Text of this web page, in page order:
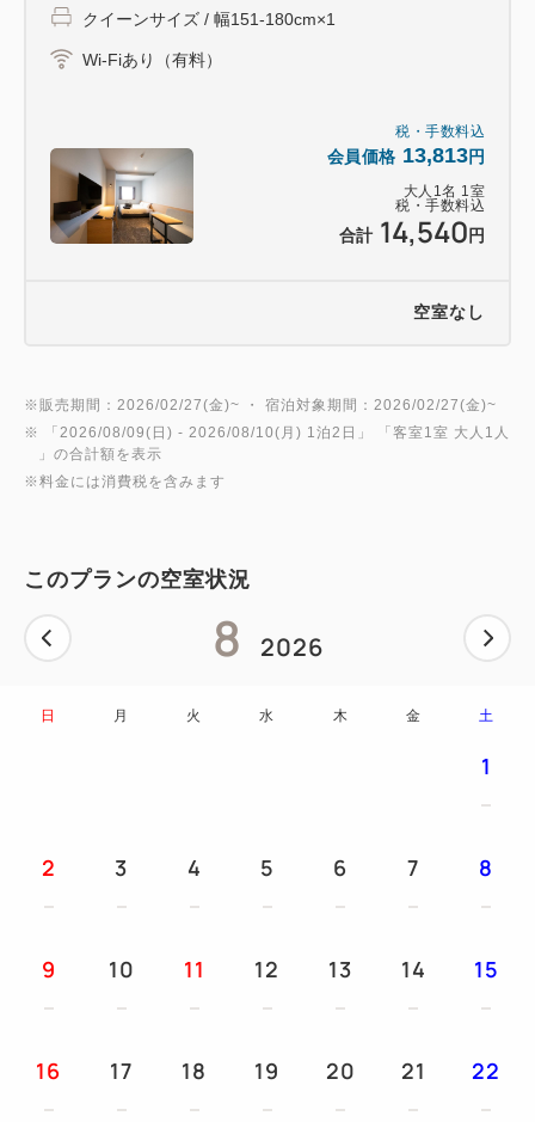
があります。
※温泉ではございません。
〇コインランドリー(混雑状況は客室内VODにてご確
認いただけます。)
〇電子レンジ
ております。
・提携先：つるみカーパーク
・車両制限（全長5ｍ以下・全幅2ｍ以下・全高2.1ｍ
きなお荷物などありましたら先にお立ち寄りくださ
い。
5室以上のグループ、10名以上のグループ、または当
ホテルが団体とみなした場合はご予約者様にお問い合
ラン既定のキャンセルポリシーは適用いたしません。
当日＝100％、無連絡不泊＝100％〉
されております。
税・手数料込
会員価格 13,813円
大人 1 名 1 室
税・手数料込
合計 14,540 円
クイーンサイズ / 幅151-180cm×1
Wi-Fiあり（有料）
空室なし
※販売期間：2026/02/27(金)~ ・ 宿泊対象期間：2026/02/27(金)~
※ 「 2026/08/09(日) - 2026/08/10(月) 1泊2日 」 「客室1室 大人1人
」の合計額を表示
※料金には消費税を含みます
このプランの空室状況
8 2026
日 月 火 水 木 金 土
1
2 3 4 5 6 7 8
9 10 11 12 13 14 15
16 17 18 19 20 21 22